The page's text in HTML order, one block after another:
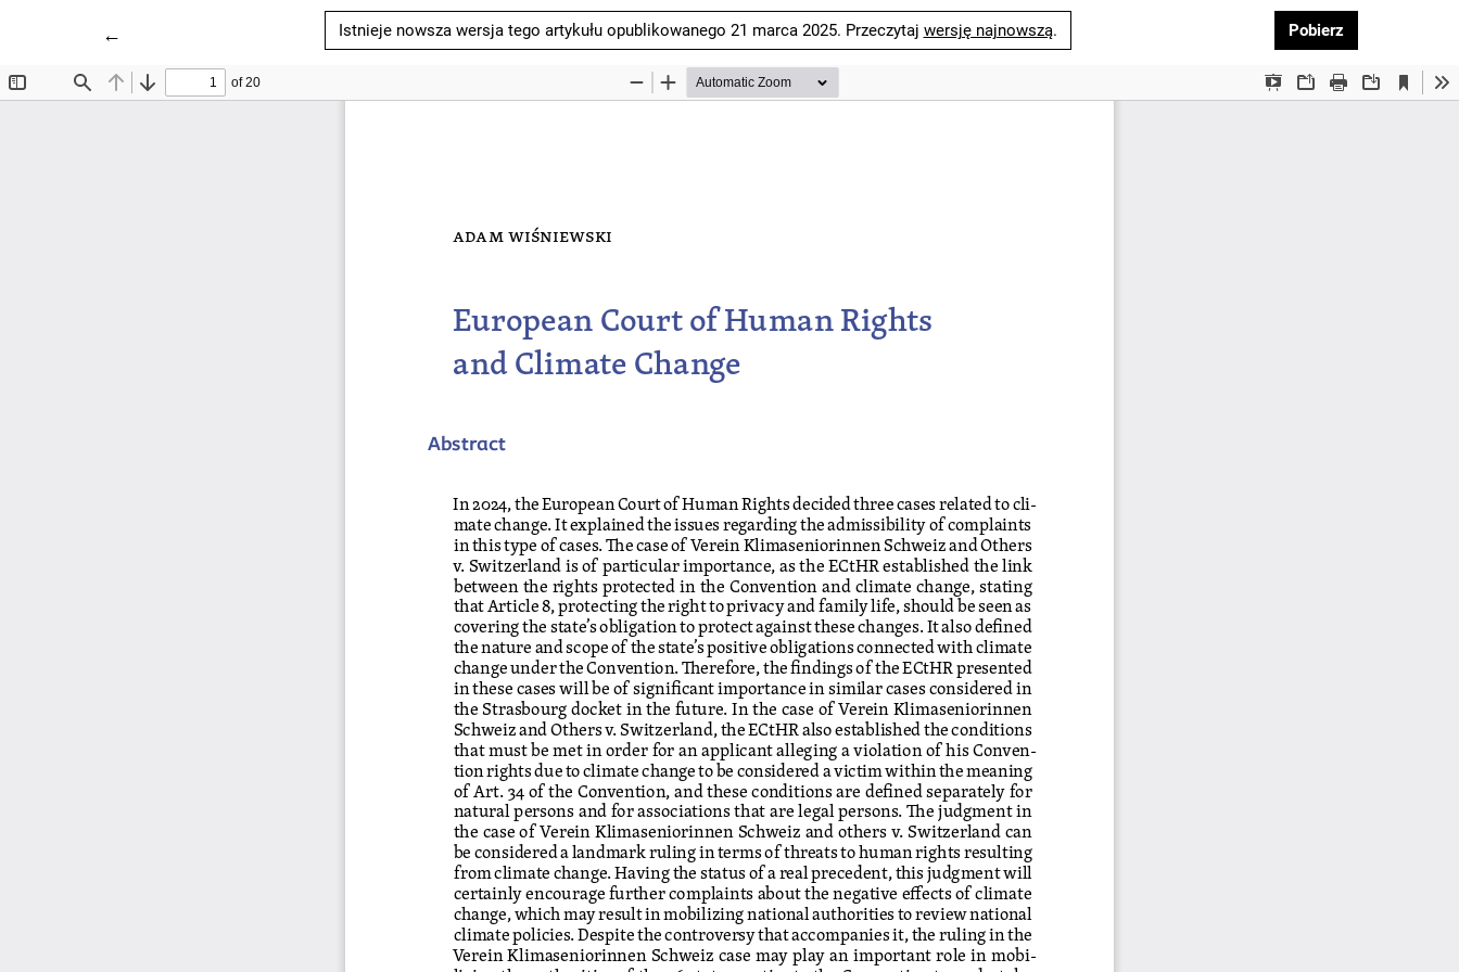
← Wróć do szczegółów artykułuIstnieje nowsza wersja tego artykułu opublikowanego 21 marca 2025. Przeczytaj wersję najnowszą. PobierzPobierz PDF